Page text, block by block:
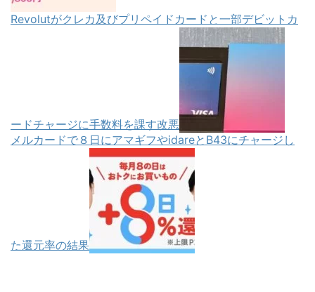
Revolutがクレカ及びプリペイドカードと一部デビットカ
ードチャージに手数料を課す改悪
メルカードで８日にアマギフやidareとB43にチャージし
た還元率の結果